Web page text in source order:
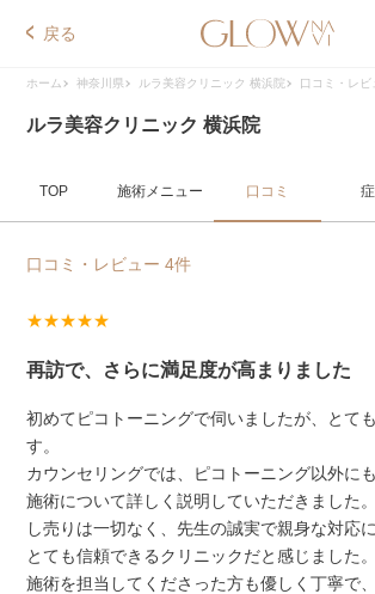
戻る
ホーム 神奈川県 ルラ美容クリニック 横浜院 口コミ・レビ
ルラ美容クリニック 横浜院
TOP 施術メニュー 口コミ
口コミ・レビュー 4件
★★★★★
再訪で、さらに満足度が高まりました
初めてピコトーニングで伺いましたが、とて
す。
カウンセリングでは、ピコトーニング以外に
施術について詳しく説明していただきました
し売りは一切なく、先生の誠実で親身な対応
とても信頼できるクリニックだと感じました。
施術を担当してくださった方も優しく丁寧で